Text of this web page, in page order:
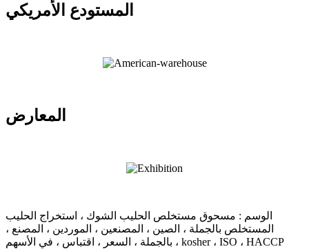
المستودع الأمريكي
المعارض
الوسم : مسحوق مستخلص الحليب الشوك ، استخراج الحليب
المستخلص بالجملة ، الصين ، المصنعين ، الموردين ، المصنع ،
بالجملة ، السعر ، اقتباس ، في الأسهم ، kosher ، ISO ، HACCP